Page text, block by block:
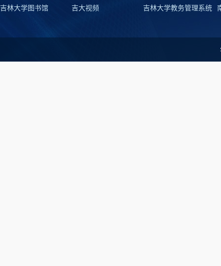
吉林大学图书馆
吉大视频 吉林大学教务管理系统